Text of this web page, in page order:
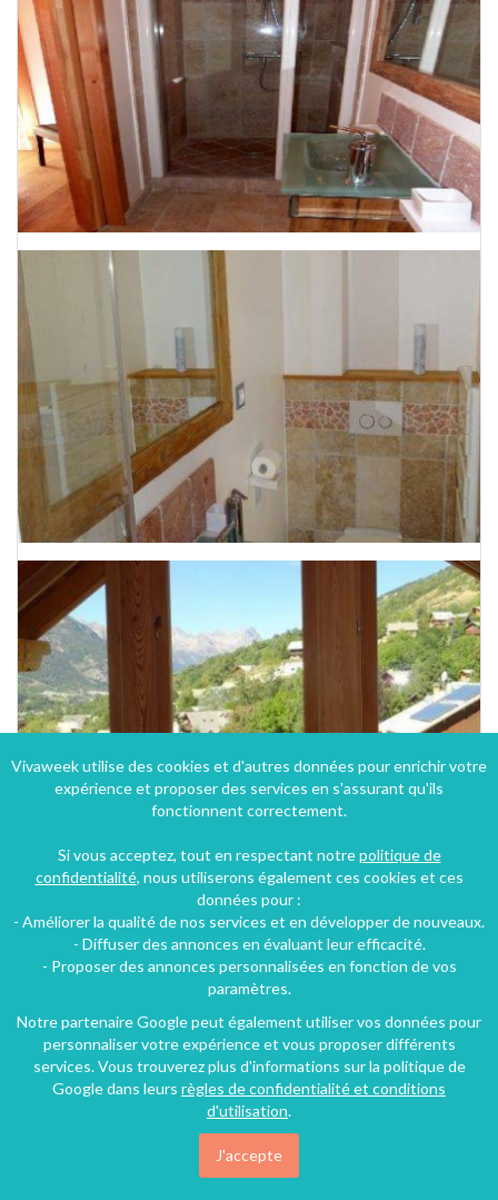
Vivaweek utilise des cookies et d'autres données pour enrichir votre
expérience et proposer des services en s'assurant qu'ils
fonctionnent correctement.
Si vous acceptez, tout en respectant notrepolitique de
confidentialité, nous utiliserons également ces cookies et ces
données pour :
- Améliorer la qualité de nos services et en développer de nouveaux.
- Diffuser des annonces en évaluant leur efficacité.
- Proposer des annonces personnalisées en fonction de vos
paramètres.
Notre partenaire Google peut également utiliser vos données pour
personnaliser votre expérience et vous proposer différents
services. Vous trouverez plus d'informations sur la politique de
Google dans leurs règles de confidentialité et conditions
d'utilisation.
J'accepte